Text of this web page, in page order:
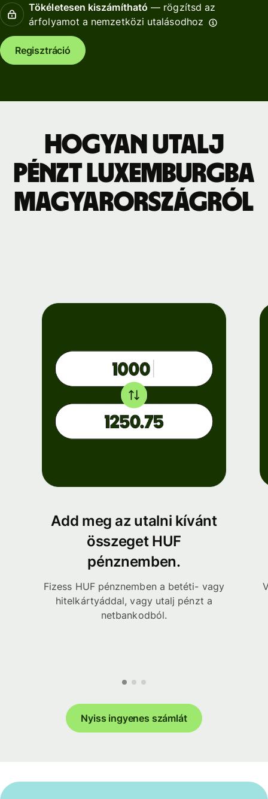
Tökéletesen kiszámítható — rögzítsd az
árfolyamot a nemzetközi utalásodhoz
Regisztráció
Hogyan utalj
pénzt Luxemburgba
Magyarországról
Add meg az utalni kívánt
összeget HUF
pénznemben.
Fizess HUF pénznemben a betéti- vagy
hitelkártyáddal, vagy utalj pénzt a
netbankodból.
Nyiss ingyenes számlát